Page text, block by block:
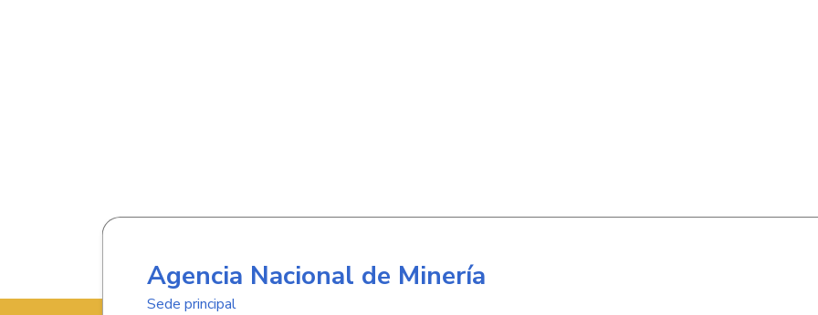
Agencia Nacional de Minería
Sede principal